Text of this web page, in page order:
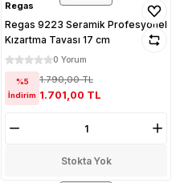
Regas
Regas 9223 Seramik Profesyonel
Kızartma Tavası 17 cm
0 Yorum
%5
İndirim
1.790,00 TL
1.701,00 TL
Stokta Yok